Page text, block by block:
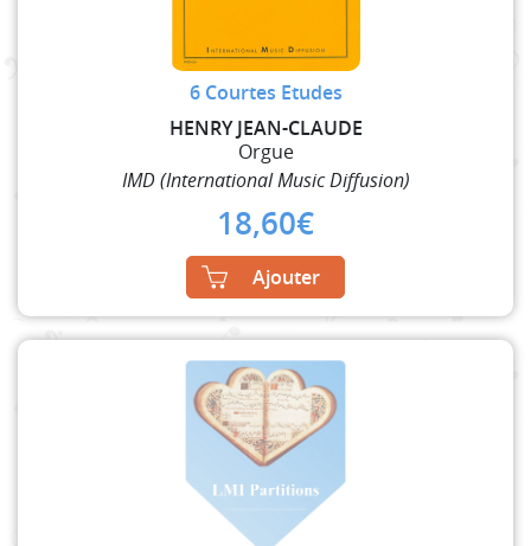
6 Courtes Etudes
HENRY JEAN-CLAUDE
Orgue
IMD (International Music Diffusion)
18,60€
Ajouter